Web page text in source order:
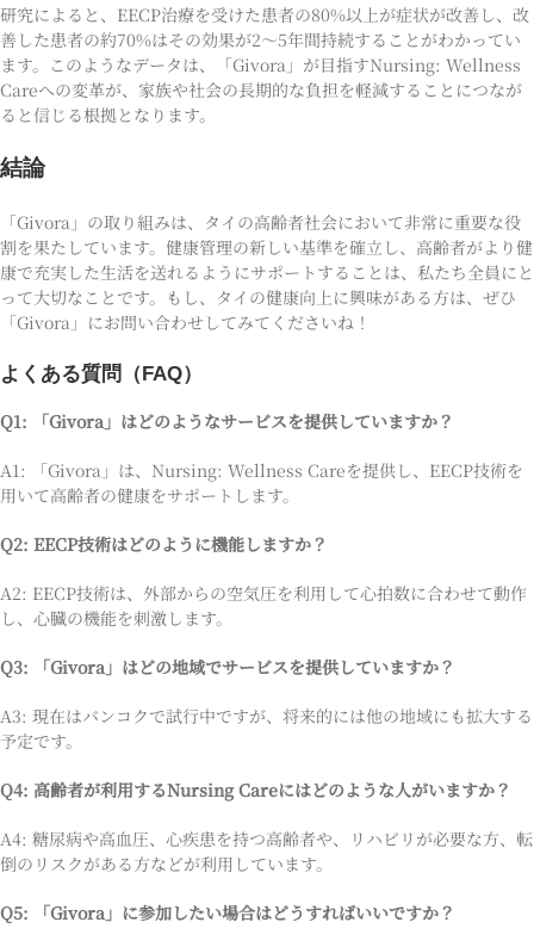
研究によると、EECP治療を受けた患者の80%以上が症状が改善し、改
善した患者の約70%はその効果が2〜5年間持続することがわかってい
ます。このようなデータは、「Givora」が目指すNursing: Wellness
Careへの変革が、家族や社会の長期的な負担を軽減することにつなが
ると信じる根拠となります。
結論
「Givora」の取り組みは、タイの高齢者社会において非常に重要な役
割を果たしています。健康管理の新しい基準を確立し、高齢者がより健
康で充実した生活を送れるようにサポートすることは、私たち全員にと
って大切なことです。もし、タイの健康向上に興味がある方は、ぜひ
「Givora」にお問い合わせしてみてくださいね！
よくある質問（FAQ）
Q1: 「Givora」はどのようなサービスを提供していますか？
A1: 「Givora」は、Nursing: Wellness Careを提供し、EECP技術を
用いて高齢者の健康をサポートします。
Q2: EECP技術はどのように機能しますか？
A2: EECP技術は、外部からの空気圧を利用して心拍数に合わせて動作
し、心臓の機能を刺激します。
Q3: 「Givora」はどの地域でサービスを提供していますか？
A3: 現在はバンコクで試行中ですが、将来的には他の地域にも拡大する
予定です。
Q4: 高齢者が利用するNursing Careにはどのような人がいますか？
A4: 糖尿病や高血圧、心疾患を持つ高齢者や、リハビリが必要な方、転
倒のリスクがある方などが利用しています。
Q5: 「Givora」に参加したい場合はどうすればいいですか？